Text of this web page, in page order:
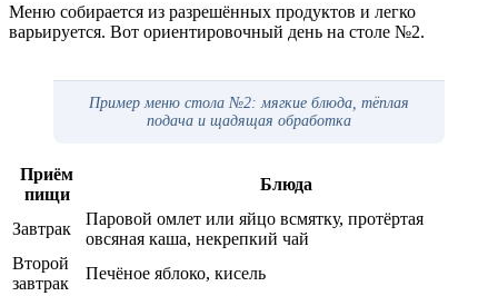
Меню собирается из разрешённых продуктов и легко
варьируется. Вот ориентировочный день на столе №2.
Пример меню стола №2: мягкие блюда, тёплая
подача и щадящая обработка
Приём
пищи
Блюда
Завтрак
Паровой омлет или яйцо всмятку, протёртая
овсяная каша, некрепкий чай
Второй
завтрак
Печёное яблоко, кисель